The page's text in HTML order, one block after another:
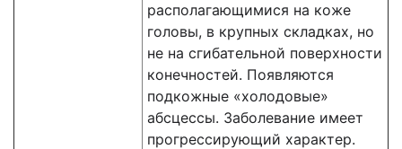
располагающимися на коже
головы, в крупных складках, но
не на сгибательной поверхности
конечностей. Появляются
подкожные «холодовые»
абсцессы. Заболевание имеет
прогрессирующий характер.